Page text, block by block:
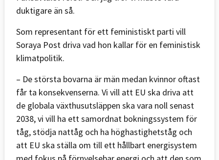
duktigare än så.
Som representant för ett feministiskt parti vill
Soraya Post driva vad hon kallar för en feministisk
klimatpolitik.
– De största bovarna är män medan kvinnor oftast
får ta konsekvenserna. Vi vill att EU ska driva att
de globala växthusutsläppen ska vara noll senast
2038, vi vill ha ett samordnat bokningssystem för
tåg, stödja nattåg och ha höghastighetståg och
att EU ska ställa om till ett hållbart energisystem